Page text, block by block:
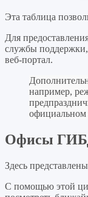
Эта таблица
Для
службы
веб-портал.
например,
Офисы
Здесь
С помощью этой